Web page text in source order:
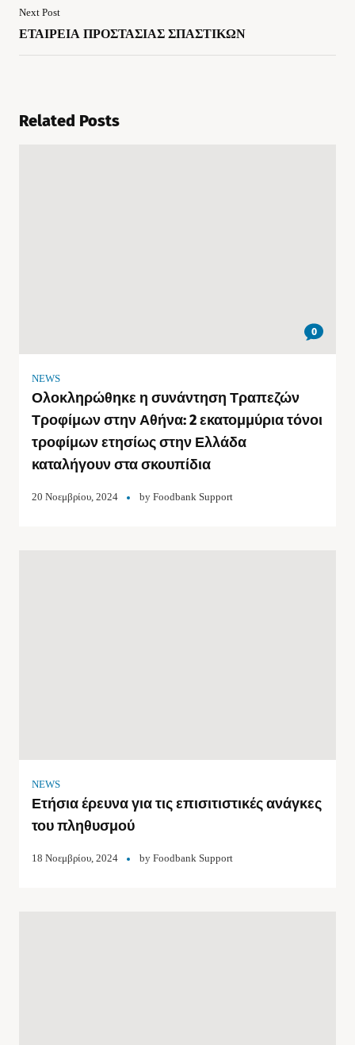
Next Post
ΕΤΑΙΡΕΙΑ ΠΡΟΣΤΑΣΙΑΣ ΣΠΑΣΤΙΚΩΝ
Related Posts
0
NEWS
Ολοκληρώθηκε η συνάντηση Τραπεζών
Τροφίμων στην Αθήνα: 2 εκατομμύρια τόνοι
τροφίμων ετησίως στην Ελλάδα
καταλήγουν στα σκουπίδια
20 Νοεμβρίου, 2024 by Foodbank Support
NEWS
Ετήσια έρευνα για τις επισιτιστικές ανάγκες
του πληθυσμού
18 Νοεμβρίου, 2024 by Foodbank Support